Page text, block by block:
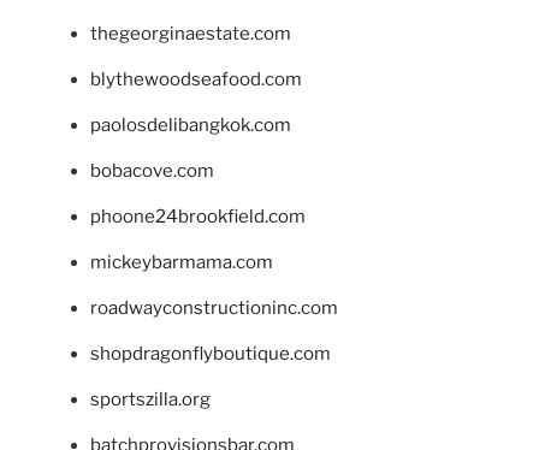
thegeorginaestate.com
blythewoodseafood.com
paolosdelibangkok.com
bobacove.com
phoone24brookfield.com
mickeybarmama.com
roadwayconstructioninc.com
shopdragonflyboutique.com
sportszilla.org
batchprovisionsbar.com